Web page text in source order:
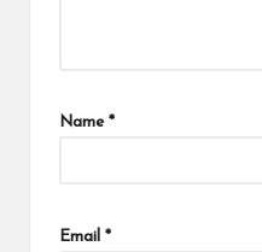
Name *
Email *